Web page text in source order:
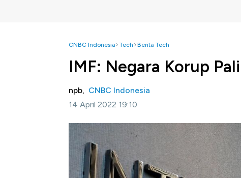
CNBC Indonesia Tech Berita Tech
IMF: Negara Korup
npb, CNBC Indonesia
14 April 2022 19:10